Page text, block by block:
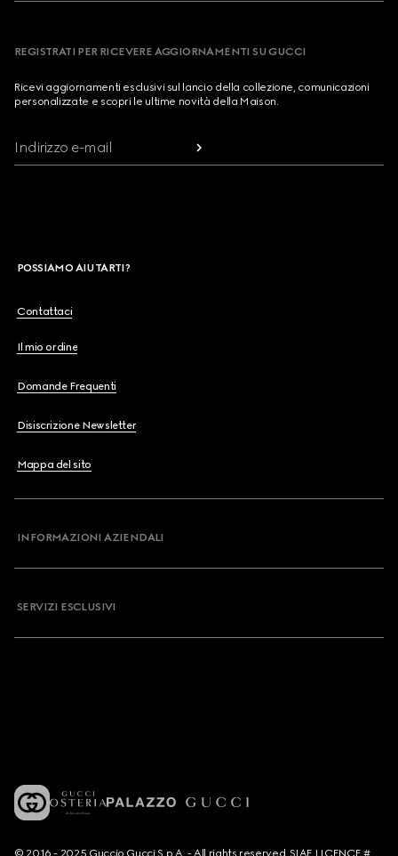
REGISTRATI PER RICEVERE AGGIORNAMENTI SU GUCCI
Ricevi aggiornamenti esclusivi sul lancio della collezione, comunicazioni
personalizzate e scopri le ultime novità della Maison.
Indirizzo e-mail
POSSIAMO AIUTARTI?
Contattaci
Il mio ordine
Domande Frequenti
Disiscrizione Newsletter
Mappa del sito
INFORMAZIONI AZIENDALI
SERVIZI ESCLUSIVI
© 2016 - 2025 Guccio Gucci S.p.A. - All rights reserved. SIAE LICENCE #